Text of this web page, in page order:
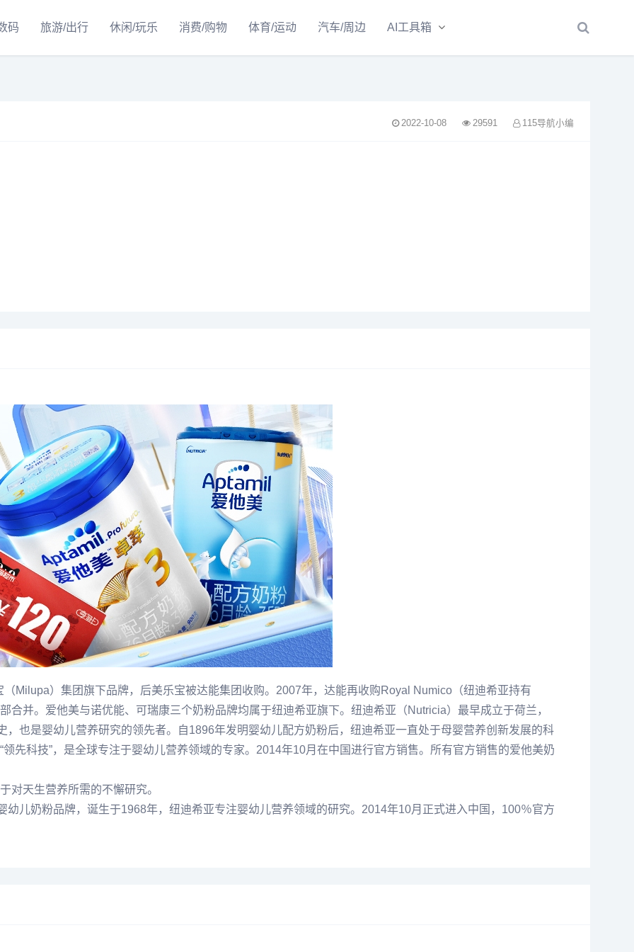
码 旅游/出行 休闲/玩乐 消费/购物 体育/运动 汽车/周边 AI工具箱
2022-10-08 29591 115导航小编
Milupa）集团旗下品牌，后美乐宝被达能集团收购。2007年，达能再收购Royal Numico（纽迪希亚持有
合并。爱他美与诺优能、可瑞康三个奶粉品牌均属于纽迪希亚旗下。纽迪希亚（Nutricia）最早成立于荷兰，
也是婴幼儿营养研究的领先者。自1896年发明婴幼儿配方奶粉后，纽迪希亚一直处于母婴营养创新发展的科
先科技”，是全球专注于婴幼儿营养领域的专家。2014年10月在中国进行官方销售。所有官方销售的爱他美奶
对天生营养所需的不懈研究。
儿奶粉品牌，诞生于1968年，纽迪希亚专注婴幼儿营养领域的研究。2014年10月正式进入中国，100％官方